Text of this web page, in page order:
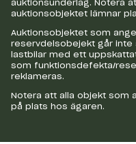
auktionsunderlag. Notera
auktionsobjektet lämnar
Auktionsobjektet som
reservdelsobejekt går inte
lastbilar med ett
som funktionsdefekta/
reklameras.
Notera att alla objekt som
på plats hos ägaren.